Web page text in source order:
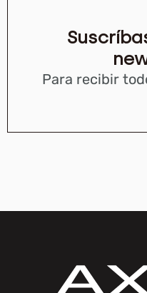
Para recibir